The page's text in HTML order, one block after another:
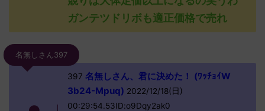
ガンテツドリボも適正価格で売れ
名無しさん397
397 名無しさん、君に決めた！ (ﾜｯﾁｮｲW
3b24-Mpuq) 2022/12/18(日)
00:29:54.53ID:o9Dqy2ak0